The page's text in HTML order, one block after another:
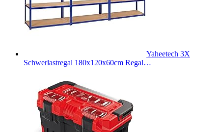
Yaheetech 3X
Schwerlastregal 180x120x60cm Regal…